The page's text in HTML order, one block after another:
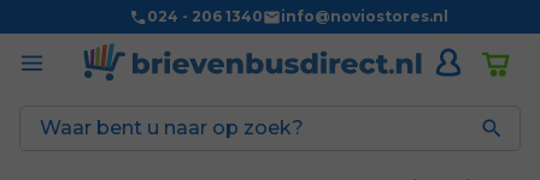
024 - 206 1340 info@noviostores.nl
